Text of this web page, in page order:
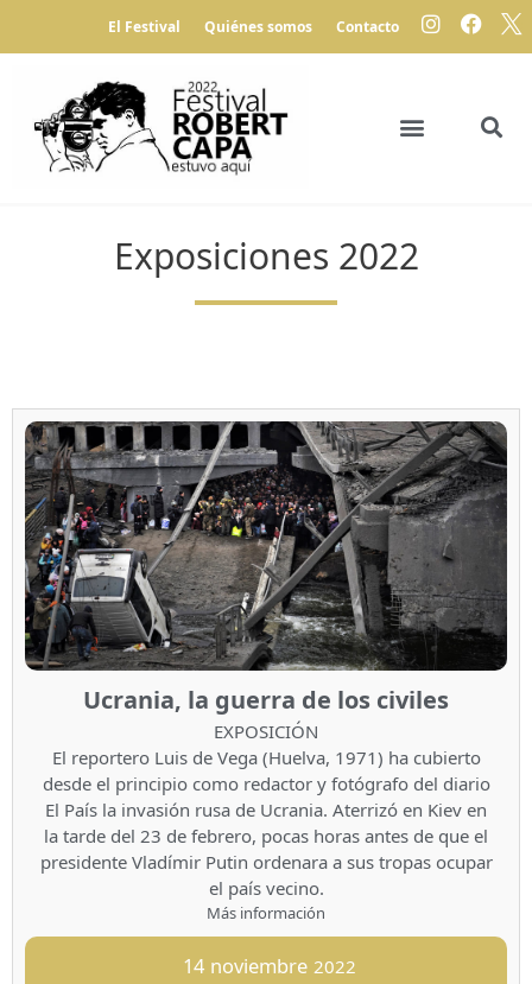
El Festival Quiénes somos Contacto
Exposiciones 2022
Ucrania, la guerra de los civiles
EXPOSICIÓN
El reportero Luis de Vega (Huelva, 1971) ha cubierto
desde el principio como redactor y fotógrafo del diario
El País la invasión rusa de Ucrania. Aterrizó en Kiev en
la tarde del 23 de febrero, pocas horas antes de que el
presidente Vladímir Putin ordenara a sus tropas ocupar
el país vecino.
Más información
14 noviembre 2022